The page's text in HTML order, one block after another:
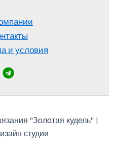
и условия
"Золотая кудель" |
студии